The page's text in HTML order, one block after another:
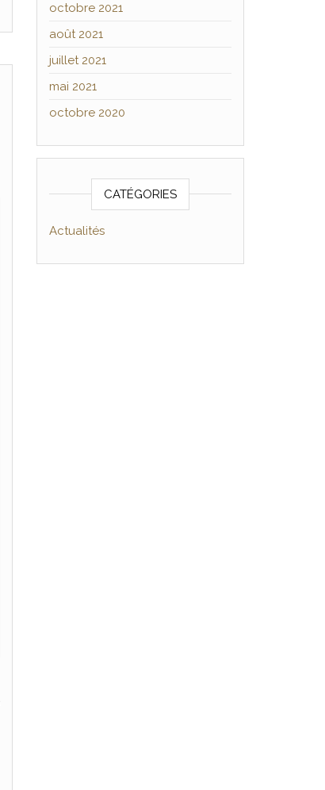
octobre 2021
août 2021
juillet 2021
mai 2021
octobre 2020
CATÉGORIES
Actualités